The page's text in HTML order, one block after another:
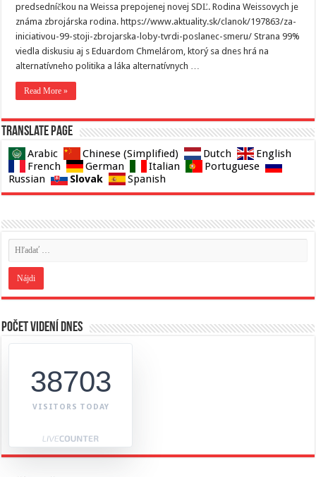
predsedníčkou na Weissa prepojenej novej SDĽ. Rodina Weissovych je
známa zbrojárska rodina. https://www.aktuality.sk/clanok/197863/za-
iniciativou-99-stoji-zbrojarska-loby-tvrdi-poslanec-smeru/ Strana 99%
viedla diskusiu aj s Eduardom Chmelárom, ktorý sa dnes hrá na
alternatívneho politika a láka alternatívnych …
Read More »
Translate page
Arabic Chinese (Simplified) Dutch
English
French
German Italian
Portuguese
Russian
Slovak Spanish
Počet videní dnes
38703
VISITORS TODAY